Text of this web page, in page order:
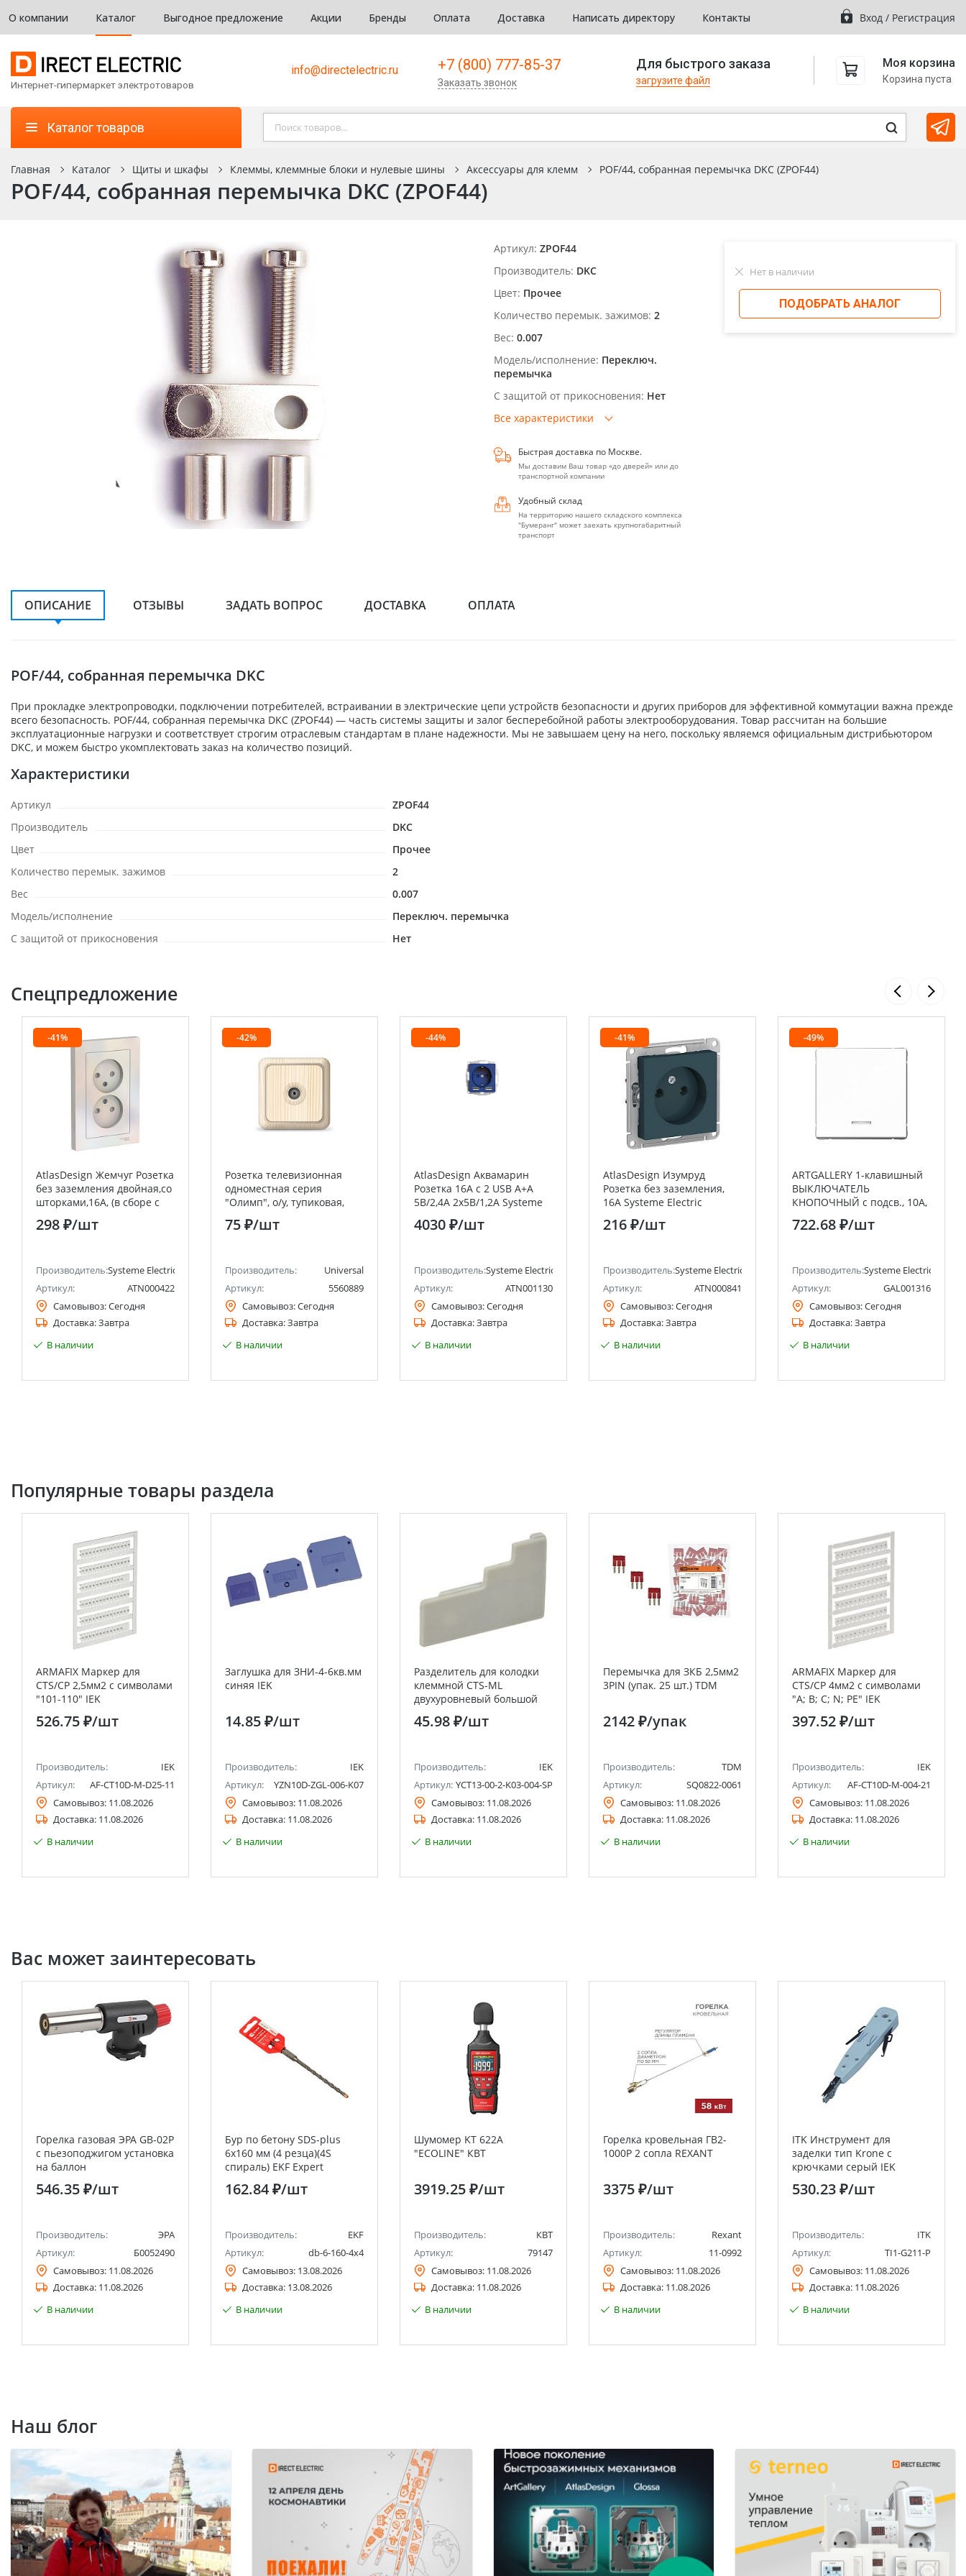
О компании Каталог Выгодное предложение Акции Бренды Оплата Доставка Написать директору Контакты Вход / Регистрация
Интернет-гипермаркет электротоваров
info@directelectric.ru +7 (800) 777-85-37
Заказать звонок
Для быстрого заказа
загрузите файл
Моя корзина
Корзина пуста
Каталог товаров
Главная Каталог Щиты и шкафы Клеммы, клеммные блоки и нулевые шины Аксессуары для клемм POF/44, собранная перемычка DKC (ZPOF44)
POF/44, собранная перемычка DKC (ZPOF44)
Артикул: ZPOF44
Производитель: DKC
Цвет: Прочее
Количество перемык. зажимов: 2
Вес: 0.007
Модель/исполнение: Переключ.
перемычка
С защитой от прикосновения: Нет
Все характеристики
Быстрая доставка по Москве.
Мы доставим Ваш товар «до дверей» или до
транспортной компании
Удобный склад
На территорию нашего складского комплекса
"Бумеранг" может заехать крупногабаритный
транспорт
Нет в наличии
ПОДОБРАТЬ АНАЛОГ
ОПИСАНИЕ ОТЗЫВЫ ЗАДАТЬ ВОПРОС ДОСТАВКА ОПЛАТА
POF/44, собранная перемычка DKC
При прокладке электропроводки, подключении потребителей, встраивании в электрические цепи устройств безопасности и других приборов для эффективной коммутации важна прежде
всего безопасность. POF/44, собранная перемычка DKC (ZPOF44) — часть системы защиты и залог бесперебойной работы электрооборудования. Товар рассчитан на большие
эксплуатационные нагрузки и соответствует строгим отраслевым стандартам в плане надежности. Мы не завышаем цену на него, поскольку являемся официальным дистрибьютором
DKC, и можем быстро укомплектовать заказ на количество позиций.
Характеристики
Артикул
ZPOF44
Производитель
DKC
Цвет
Прочее
Количество перемык. зажимов
2
Вес
0.007
Модель/исполнение
Переключ. перемычка
С защитой от прикосновения
Нет
Спецпредложение
Schneider Electric)
-41%
AtlasDesign Жемчуг Розетка
без заземления двойная,со
шторками,16А, (в сборе с
рамкой) Systeme Electric
(Schneider Electric)
298 ₽/шт
Производитель:Systeme Electric (ранее Schneider Electric)
Артикул:
ATN000422
Самовывоз:Сегодня
Доставка:Завтра
В наличии
-42%
Розетка телевизионная
одноместная серия
"Олимп", о/у, тупиковая,
75Ом, ч/д 4-2400Мгц, сосна
(еврослот) UNIVERSAL
75 ₽/шт
Производитель:
Universal
Артикул:
5560889
Самовывоз:Сегодня
Доставка:Завтра
В наличии
-44%
AtlasDesign Аквамарин
Розетка 16А c 2 USB A+A
5В/2,4А 2х5В/1,2А Systeme
Electric (Schneider Electric)
4030 ₽/шт
Производитель:Systeme Electric (ранее Schneider Electric)
Артикул:
ATN001130
Самовывоз:Сегодня
Доставка:Завтра
В наличии
-41%
AtlasDesign Изумруд
Розетка без заземления,
16А Systeme Electric
(Schneider Electric)
216 ₽/шт
Производитель:Systeme Electric (ранее Schneider Electric)
Артикул:
ATN000841
Самовывоз:Сегодня
Доставка:Завтра
В наличии
-49%
ARTGALLERY 1-клавишный
ВЫКЛЮЧАТЕЛЬ
КНОПОЧНЫЙ с подсв., 10А,
механизм, ЛОТОС
722.68 ₽/шт
Производитель:Systeme Electric
Артикул:
GAL001316
Самовывоз:Сегодня
Доставка:Завтра
В наличии
Популярные товары раздела
ARMAFIX Маркер для
CTS/CP 2,5мм2 с символами
"101-110" IEK
526.75 ₽/шт
Производитель:
IEK
Артикул:
AF-CT10D-M-D25-11
Самовывоз: 11.08.2026
Доставка: 11.08.2026
В наличии
Заглушка для ЗНИ-4-6кв.мм
синяя IEK
14.85 ₽/шт
Производитель:
IEK
Артикул:
YZN10D-ZGL-006-K07
Самовывоз: 11.08.2026
Доставка: 11.08.2026
В наличии
Разделитель для колодки
клеммной CTS-ML
двухуровневый большой
4мм2 серый IEK
45.98 ₽/шт
Производитель:
IEK
Артикул: YCT13-00-2-K03-004-SP
Самовывоз: 11.08.2026
Доставка: 11.08.2026
В наличии
Перемычка для ЗКБ 2,5мм2
3PIN (упак. 25 шт.) TDM
2142 ₽/упак
Производитель:
TDM
Артикул:
SQ0822-0061
Самовывоз: 11.08.2026
Доставка: 11.08.2026
В наличии
ARMAFIX Маркер для
CTS/CP 4мм2 с символами
"A; B; C; N; PE" IEK
397.52 ₽/шт
Производитель:
IEK
Артикул:
AF-CT10D-M-004-21
Самовывоз: 11.08.2026
Доставка: 11.08.2026
В наличии
Вас может заинтересовать
Горелка газовая ЭРА GB-02P
с пьезоподжигом установка
на баллон
546.35 ₽/шт
Производитель:
ЭРА
Артикул:
Б0052490
Самовывоз: 11.08.2026
Доставка: 11.08.2026
В наличии
Бур по бетону SDS-plus
6х160 мм (4 резца)(4S
спираль) EKF Expert
162.84 ₽/шт
Производитель:
EKF
Артикул:
db-6-160-4x4
Самовывоз: 13.08.2026
Доставка: 13.08.2026
В наличии
Шумомер KT 622A
"ECOLINE" КВТ
3919.25 ₽/шт
Производитель:
КВТ
Артикул:
79147
Самовывоз: 11.08.2026
Доставка: 11.08.2026
В наличии
Горелка кровельная ГВ2-
1000Р 2 сопла REXANT
3375 ₽/шт
Производитель:
Rexant
Артикул:
11-0992
Самовывоз: 11.08.2026
Доставка: 11.08.2026
В наличии
ITK Инструмент для
заделки тип Krone с
крючками серый IEK
530.23 ₽/шт
Производитель:
ITK
Артикул:
TI1-G211-P
Самовывоз: 11.08.2026
Доставка: 11.08.2026
В наличии
Наш блог